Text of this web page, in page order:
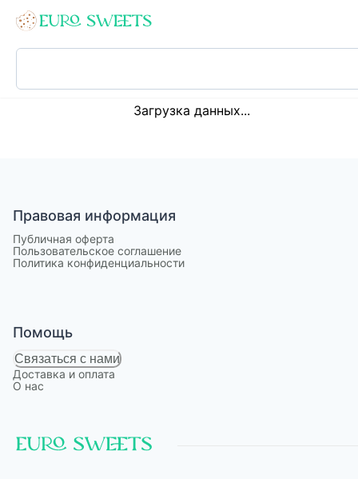
Loading...
Загрузка данных...
Правовая информация
Публичная оферта
Пользовательское соглашение
Политика конфиденциальности
Помощь
Связаться с нами
Доставка и оплата
О нас